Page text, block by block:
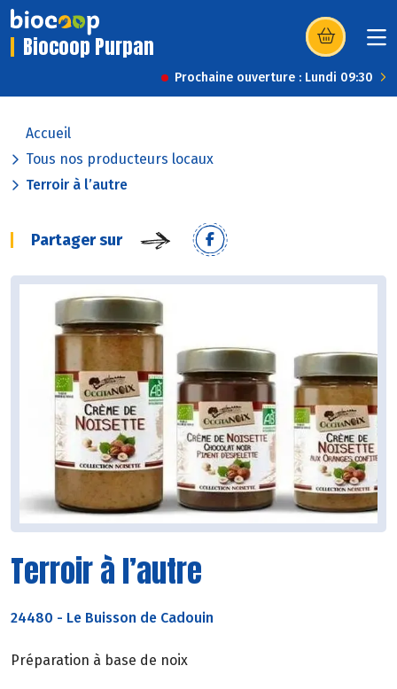
Biocoop Purpan (s’ouvre dans
Prochaine ouverture : Lundi 09:30
Accueil
Tous nos producteurs locaux
Terroir à l’autre
Partager sur
Terroir à l’autre
24480 - Le Buisson de Cadouin
Préparation à base de noix